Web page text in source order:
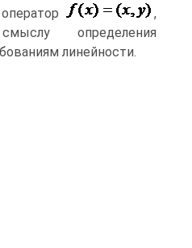
,
определения
линейности.